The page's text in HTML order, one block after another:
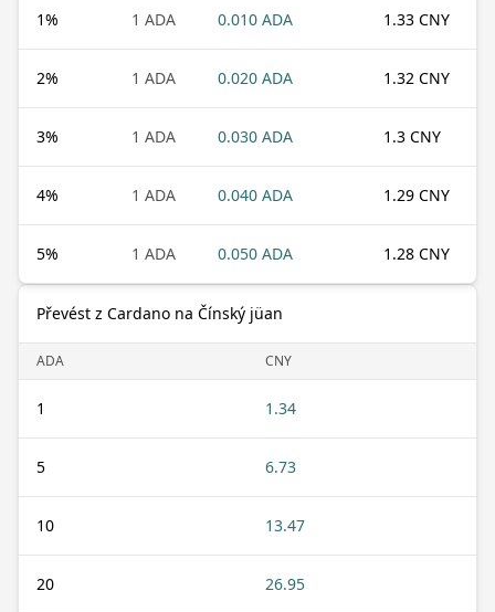
1% 1 ADA 0.010 ADA 1.33 CNY
2% 1 ADA 0.020 ADA 1.32 CNY
3% 1 ADA 0.030 ADA 1.3 CNY
4% 1 ADA 0.040 ADA 1.29 CNY
5% 1 ADA 0.050 ADA 1.28 CNY
Převést z Cardano na Čínský jüan
ADA CNY
1 1.34
5 6.73
10 13.47
20 26.95